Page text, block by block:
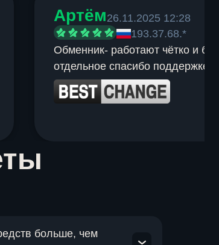
Артём26.11.2025 12:28
193.37.68.*
Обменник- работают чётко и
отдельное спасибо поддержке.
больше, чем